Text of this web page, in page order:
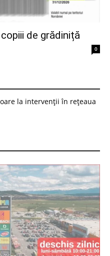
de grădiniță
0
la intervenții în rețeaua